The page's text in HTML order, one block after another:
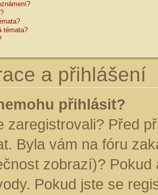
témata?
a přihlášení
přihlásit?
zaregistrovali? Před
Byla vám na fóru
zobrazí)?
Pokud jste se